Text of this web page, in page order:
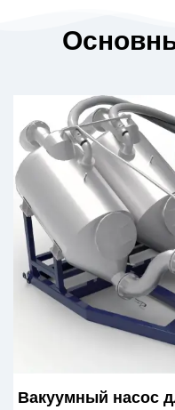
Вакуумный насос